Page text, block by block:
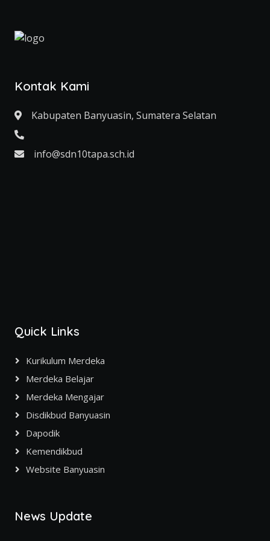
Kontak Kami
Kabupaten Banyuasin, Sumatera Selatan
info@sdn10tapa.sch.id
Quick Links
Kurikulum Merdeka
Merdeka Belajar
Merdeka Mengajar
Disdikbud Banyuasin
Dapodik
Kemendikbud
Website Banyuasin
News Update